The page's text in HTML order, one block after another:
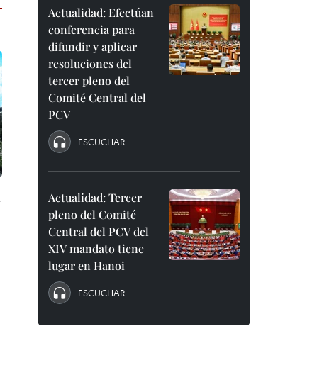
Actualidad: Efectúan
conferencia para
difundir y aplicar
resoluciones del
tercer pleno del
Comité Central del
PCV
ESCUCHAR
Actualidad: Tercer
pleno del Comité
Central del PCV del
XIV mandato tiene
lugar en Hanoi
ESCUCHAR